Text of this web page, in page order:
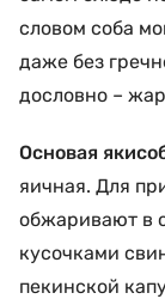
словом соба
даже без
дословно –
Основая
яичная. Для
обжаривают в
кусочками
пекинской